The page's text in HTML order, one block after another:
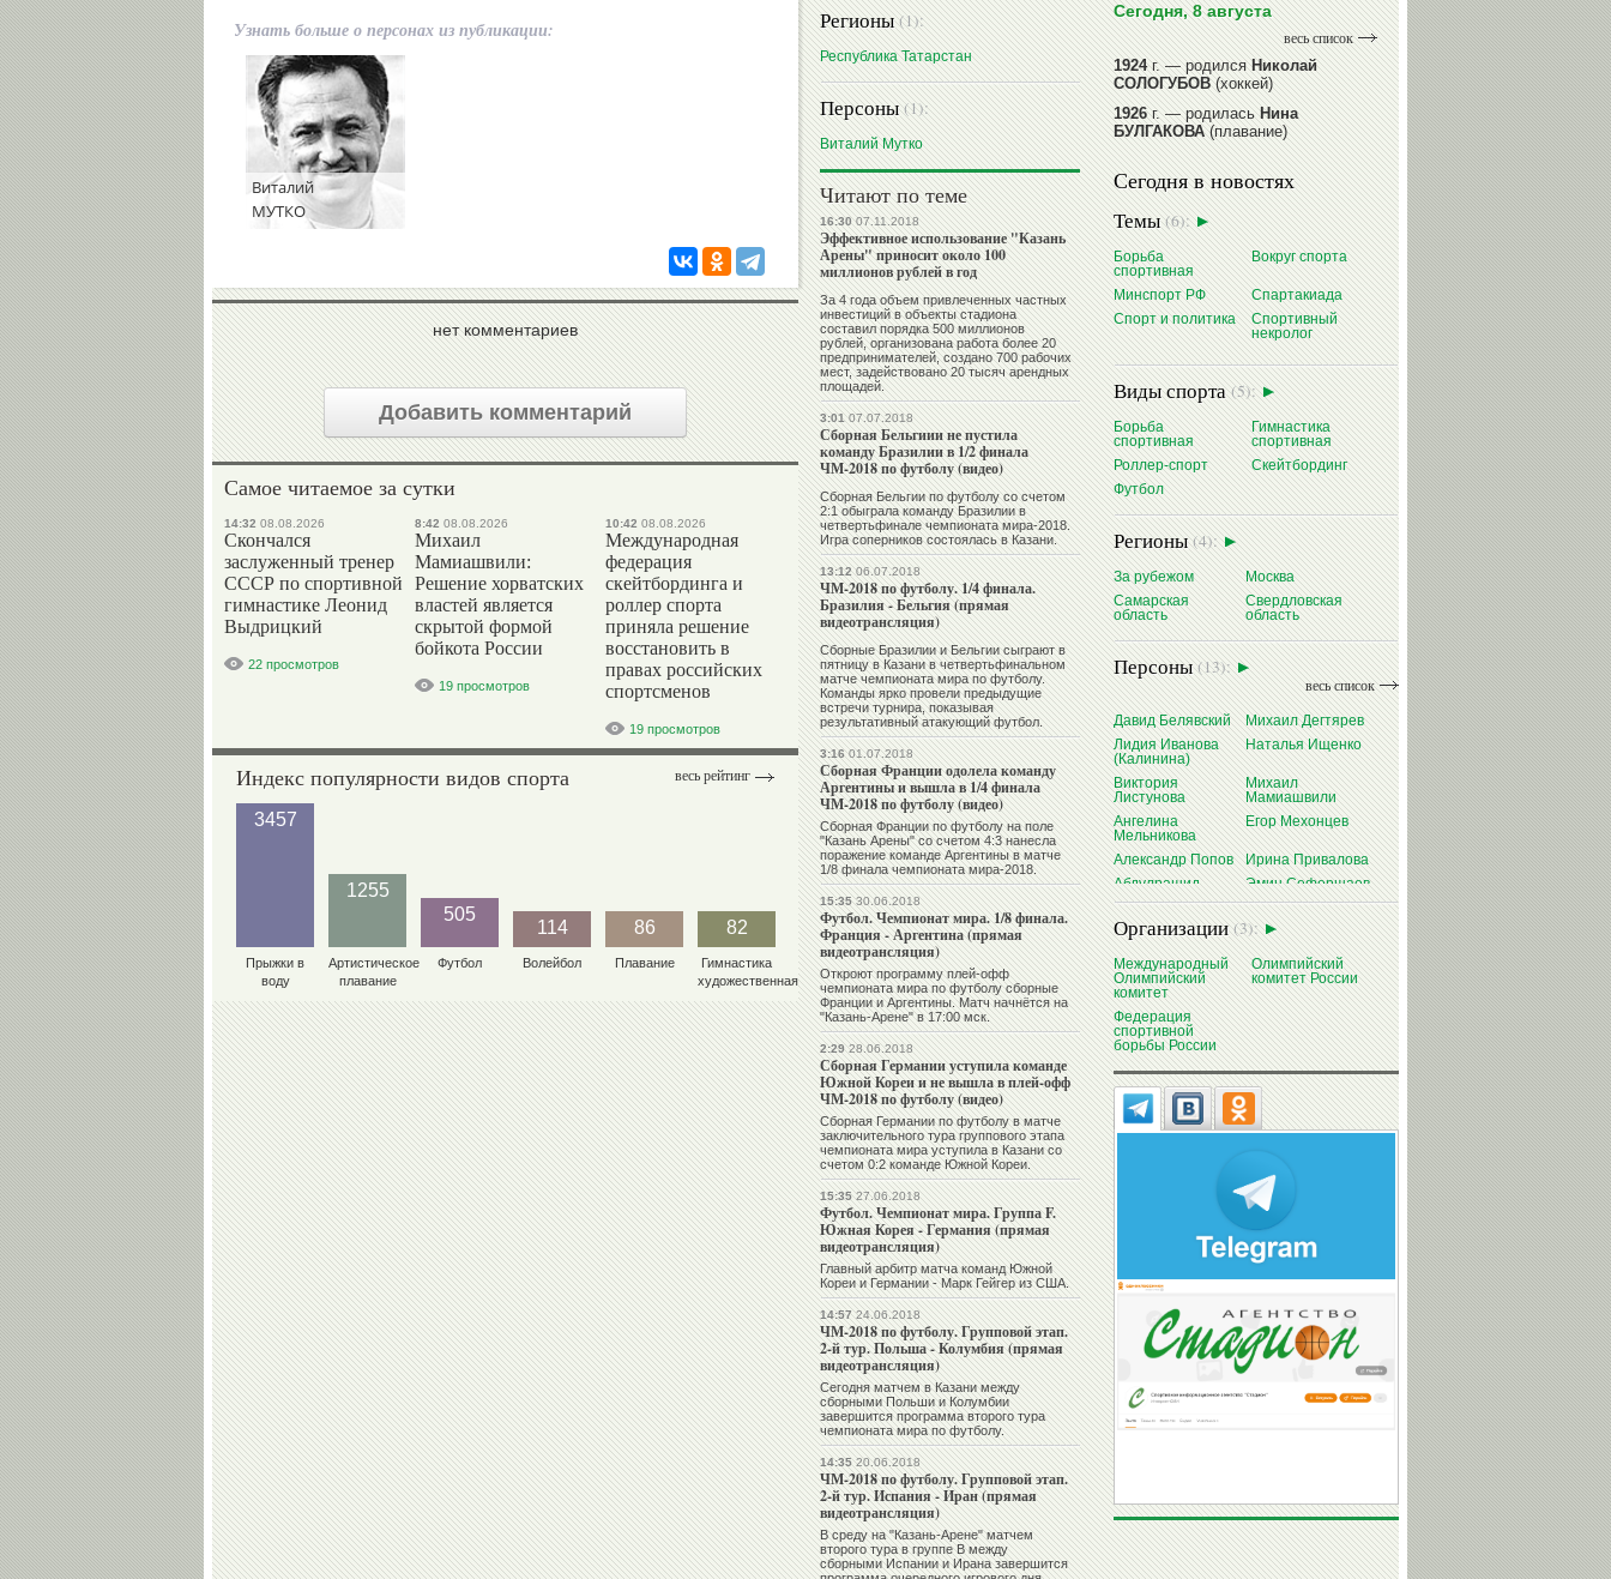
Узнать больше о персонах из публикации:
Виталий
МУТКО
нет комментариев
Добавить комментарий
Самое читаемое за сутки
14:32 08.08.2026
Скончался
заслуженный тренер
СССР по спортивной
гимнастике Леонид
Выдрицкий
22 просмотров
8:42 08.08.2026
Михаил
Мамиашвили:
Решение хорватских
властей является
скрытой формой
бойкота России
19 просмотров
10:42 08.08.2026
Международная
федерация
скейтбординга и
роллер спорта
приняла решение
восстановить в
правах российских
спортсменов
19 просмотров
весь рейтинг
Индекс популярности видов спорта
3457
Прыжки в
воду
1255
Артистическое
плавание
505
Футбол
114
Волейбол
86
Плавание
82
Гимнастика
художественная
Регионы(1):
Республика Татарстан
Персоны(1):
Виталий Мутко
Читают по теме
16:3007.11.2018
Эффективное использование "Казань
Арены" приносит около 100
миллионов рублей в год
За 4 года объем привлеченных частных
инвестиций в объекты стадиона
составил порядка 500 миллионов
рублей, организована работа более 20
предпринимателей, создано 700 рабочих
мест, задействовано 20 тысяч арендных
площадей.
3:0107.07.2018
Сборная Бельгиии не пустила
команду Бразилии в 1/2 финала
ЧМ-2018 по футболу (видео)
Сборная Бельгии по футболу со счетом
2:1 обыграла команду Бразилии в
четвертьфинале чемпионата мира-2018.
Игра соперников состоялась в Казани.
13:1206.07.2018
ЧМ-2018 по футболу. 1/4 финала.
Бразилия - Бельгия (прямая
видеотрансляция)
Сборные Бразилии и Бельгии сыграют в
пятницу в Казани в четвертьфинальном
матче чемпионата мира по футболу.
Команды ярко провели предыдущие
встречи турнира, показывая
результативный атакующий футбол.
3:1601.07.2018
Сборная Франции одолела команду
Аргентины и вышла в 1/4 финала
ЧМ-2018 по футболу (видео)
Сборная Франции по футболу на поле
"Казань Арены" со счетом 4:3 нанесла
поражение команде Аргентины в матче
1/8 финала чемпионата мира-2018.
15:3530.06.2018
Футбол. Чемпионат мира. 1/8 финала.
Франция - Аргентина (прямая
видеотрансляция)
Откроют программу плей-офф
чемпионата мира по футболу сборные
Франции и Аргентины. Матч начнётся на
"Казань-Арене" в 17:00 мск.
2:2928.06.2018
Сборная Германии уступила команде
Южной Кореи и не вышла в плей-офф
ЧМ-2018 по футболу (видео)
Сборная Германии по футболу в матче
заключительного тура группового этапа
чемпионата мира уступила в Казани со
счетом 0:2 команде Южной Кореи.
15:3527.06.2018
Футбол. Чемпионат мира. Группа F.
Южная Корея - Германия (прямая
видеотрансляция)
Главный арбитр матча команд Южной
Кореи и Германии - Марк Гейгер из США.
14:5724.06.2018
ЧМ-2018 по футболу. Групповой этап.
2-й тур. Польша - Колумбия (прямая
видеотрансляция)
Сегодня матчем в Казани между
сборными Польши и Колумбии
завершится программа второго тура
чемпионата мира по футболу.
14:3520.06.2018
ЧМ-2018 по футболу. Групповой этап.
2-й тур. Испания - Иран (прямая
видеотрансляция)
В среду на "Казань-Арене" матчем
второго тура в группе В между
сборными Испании и Ирана завершится
Сегодня, 8 августа
весь список
1924г. — родилсяНиколай
СОЛОГУБОВ(хоккей)
1926г. — родиласьНина
БУЛГАКОВА(плавание)
1941г. — родиласьРавиля
ПРОКОПЕНКО (САЛИМОВА)
(баскетбол)
1964г. — родилсяНиколай
ЖУРАВСКИЙ(гребля на байдарках
и каноэ)
1964г. — родилсяЮрий ХМЫЛЕВ
(хоккей)
читать далее
Сегодня в новостях
Темы(6):
Борьба
спортивная
Вокруг спорта
Минспорт РФ
Спартакиада
Спорт и политика
Спортивный
некролог
Виды спорта(5):
Борьба
спортивная
Гимнастика
спортивная
Роллер-спорт
Скейтбординг
Футбол
Регионы(4):
За рубежом
Москва
Самарская
область
Свердловская
область
Персоны(13):
весь список
Давид Белявский
Михаил Дегтярев
Лидия Иванова
(Калинина)
Наталья Ищенко
Виктория
Листунова
Михаил
Мамиашвили
Ангелина
Мельникова
Егор Мехонцев
Александр Попов
Ирина Привалова
Абдулрашид
Садулаев
Эмин Сефершаев
Виталий Щербо
Организации(3):
Международный
Олимпийский
комитет
Олимпийский
комитет России
Федерация
спортивной
борьбы России